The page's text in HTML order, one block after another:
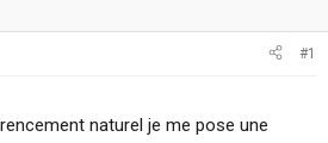
#1
naturel je me pose une